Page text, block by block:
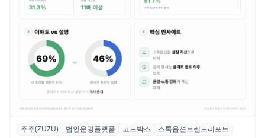
스톡옵션 취소율 2년 만에 18.2%→31.3%…
주주(ZUZU) 법인운영플랫폼 코드박스
스톡옵션트렌드리포트